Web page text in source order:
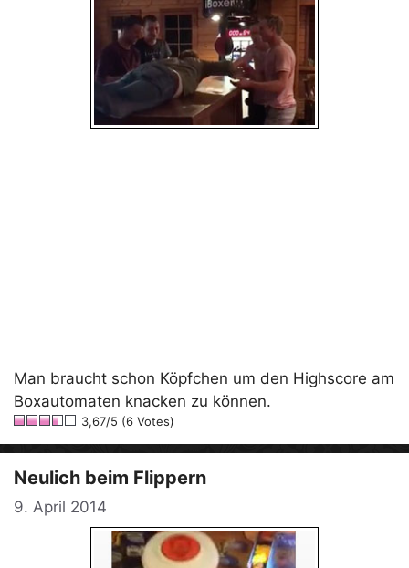
Man braucht schon Köpfchen um den Highscore am
Boxautomaten knacken zu können.
3,67/5 (6 Votes)
Neulich beim Flippern
9. April 2014